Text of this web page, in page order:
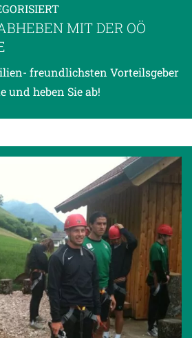
MIT DER OÖ
freundlichsten Vorteilsgeber
und heben Sie ab!